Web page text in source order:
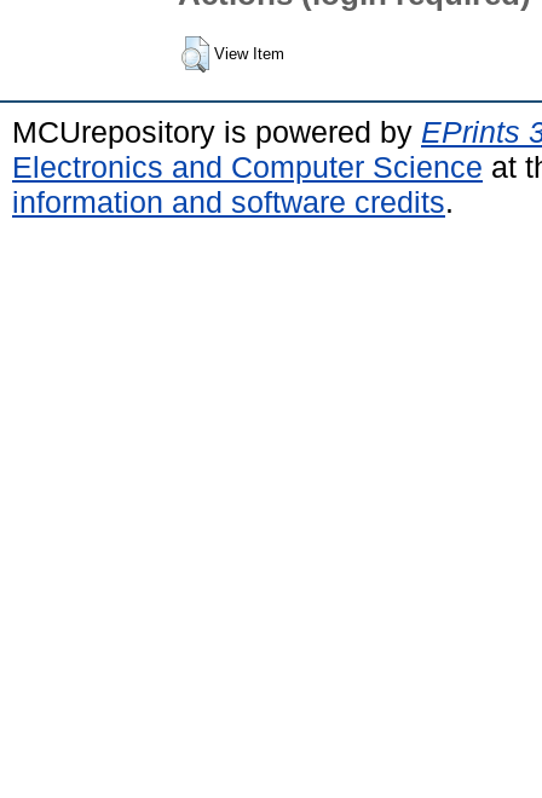
View Item
MCUrepository is powered by EPrints
Electronics and Computer Science at
information and software credits.